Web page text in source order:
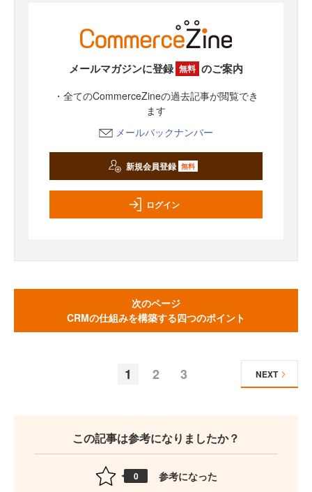
メールマガジンに登録 無料 のご案内
・全てのCommerceZineの過去記事が閲覧でき
ます
メールバックナンバー
新規会員登録 無料
ログイン
次のページ
CRMの仕組みを構築する四つのポイント
1 2 3 NEXT
この記事は参考になりましたか？
0 参考になった